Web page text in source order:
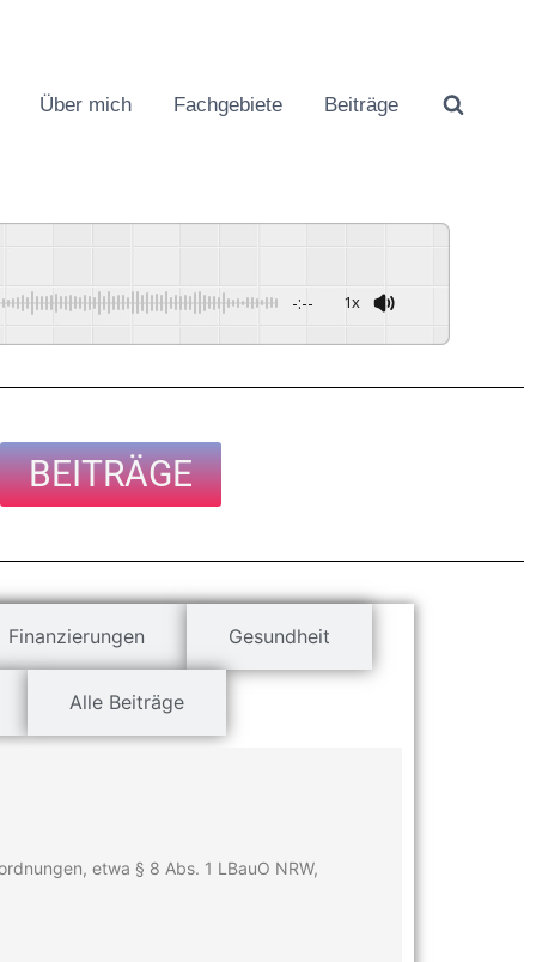
Über mich Fachgebiete Beiträge
-:-- 1x
BEITRÄGE
Finanzierungen Gesundheit
Alle Beiträge
etwa § 8 Abs. 1 LBauO NRW,